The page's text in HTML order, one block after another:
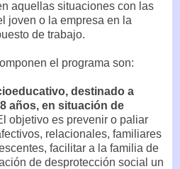
aquellas situaciones con las
joven o la empresa en la
de trabajo.
el programa son:
destinado a
años, en situación de
objetivo es prevenir o paliar
relacionales, familiares
facilitar a la familia de
de desprotección social un